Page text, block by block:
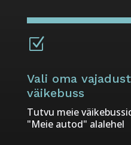
Z
Vali oma
väikebuss
Tutvu meie
"Meie autod" alalehel